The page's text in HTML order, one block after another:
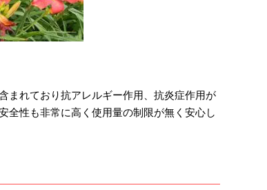
まれており抗アレルギー作用、抗炎症作用が
全性も非常に高く使用量の制限が無く安心し